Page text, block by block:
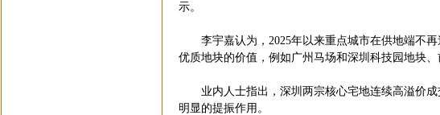
示。
李宇嘉认为，2025年以来重点城市在供地端不再
优质地块的价值，例如广州马场和深圳科技园地块、
业内人士指出，深圳两宗核心宅地连续高溢价成
明显的提振作用。